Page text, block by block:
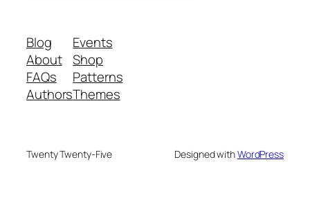
Blog
About
FAQs
Authors
Events
Shop
Patterns
Themes
Twenty Twenty-Five Designed withWordPress